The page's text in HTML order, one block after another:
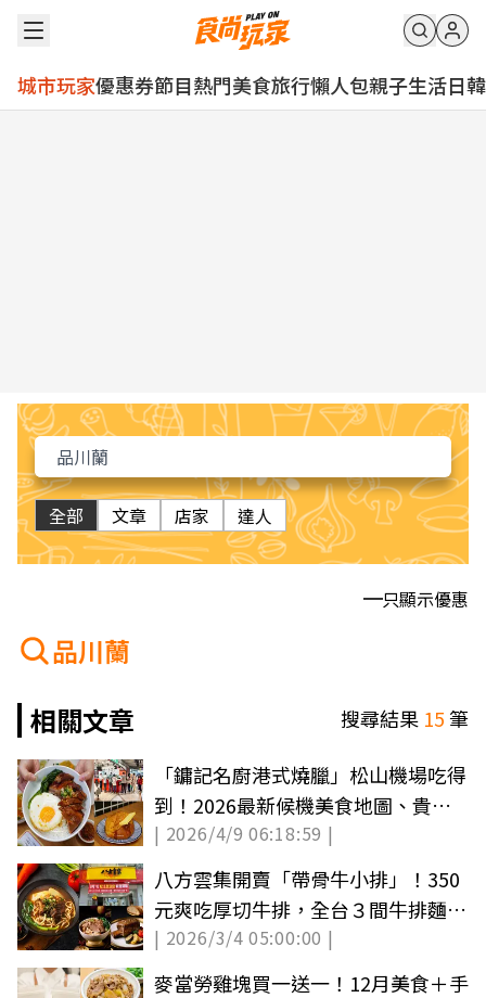
城市玩家優惠券節目熱門美食旅行懶人包親子生活日韓
全部 文章 店家 達人
只顯示優惠
品川蘭
相關文章
搜尋結果 15筆
「鏞記名廚港式燒臘」松山機場吃得
到！2026最新候機美食地圖、貴賓
室食記公開
| 2026/4/9 06:18:59 |
八方雲集開賣「帶骨牛小排」！350
元爽吃厚切牛排，全台３間牛排麵必
衝
| 2026/3/4 05:00:00 |
麥當勞雞塊買一送一！12月美食＋手